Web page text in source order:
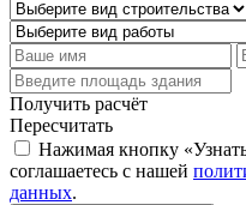
Получить расчёт
Пересчитать
Нажимая кнопку
соглашаетесь с нашей
данных.